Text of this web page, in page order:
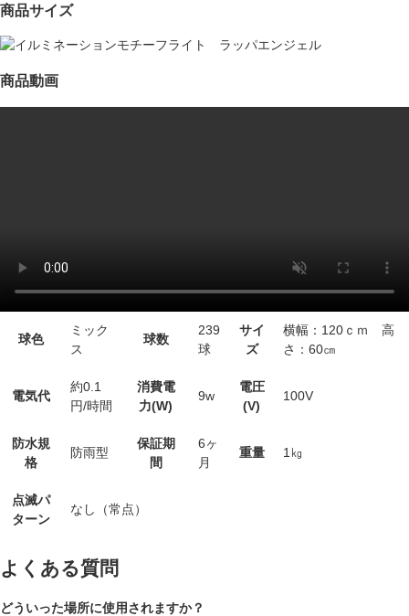
商品サイズ
商品動画
球色
ミック
ス
球数
239
球
サイ
ズ
横幅：120ｃｍ 高
さ：60㎝
電気代
約0.1
円/時間
消費電
力(W)
9w
電圧
(V)
100V
防水規
格
防雨型
保証期
間
6ヶ
月
重量 1㎏
点滅パ
ターン
なし（常点）
よくある質問
どういった場所に使用されますか？